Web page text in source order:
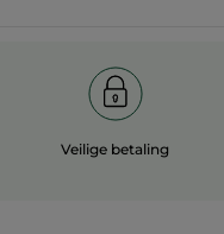
Veilige betaling